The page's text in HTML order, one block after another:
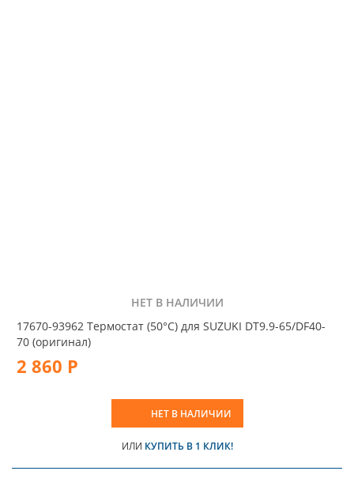
НЕТ В НАЛИЧИИ
17670-93962 Термостат (50°С) для SUZUKI DT9.9-65/DF40-
70 (оригинал)
2 860 Р
НЕТ В НАЛИЧИИ
ИЛИ КУПИТЬ В 1 КЛИК!